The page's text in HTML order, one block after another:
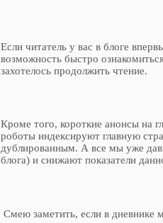
Если читатель у вас в блоге
возможность быстро
захотелось продолжить чтение.
Кроме того, короткие анонсы на
роботы индексируют главную
дублированным. А все мы уже
блога) и снижают показатели
Смею заметить, если в дневнике